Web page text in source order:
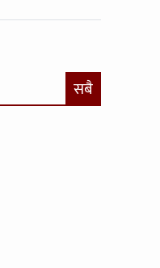
सबै